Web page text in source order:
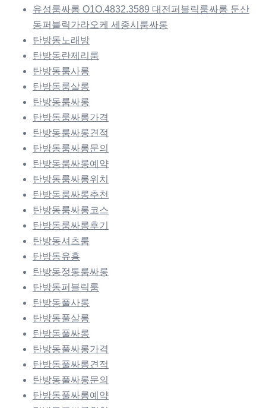
유성룸싸롱 O1O.4832.3589 대전퍼블릭룸싸롱 둔산
동퍼블릭가라오케 세종시룸싸롱
탄방동노래방
탄방동란제리룸
탄방동룸사롱
탄방동룸살롱
탄방동룸싸롱
탄방동룸싸롱가격
탄방동룸싸롱견적
탄방동룸싸롱문의
탄방동룸싸롱예약
탄방동룸싸롱위치
탄방동룸싸롱추천
탄방동룸싸롱코스
탄방동룸싸롱후기
탄방동셔츠룸
탄방동유흥
탄방동정통룸싸롱
탄방동퍼블릭룸
탄방동풀사롱
탄방동풀살롱
탄방동풀싸롱
탄방동풀싸롱가격
탄방동풀싸롱견적
탄방동풀싸롱문의
탄방동풀싸롱예약